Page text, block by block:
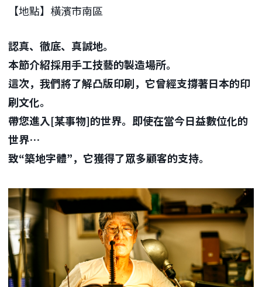
【地點】橫濱市南區
認真、徹底、真誠地。
本節介紹採用手工技藝的製造場所。
這次，我們將了解凸版印刷，它曾經支撐著日本的印
刷文化。
帶您進入[某事物]的世界。即使在當今日益數位化的
世界…
致“築地字體”，它獲得了眾多顧客的支持。